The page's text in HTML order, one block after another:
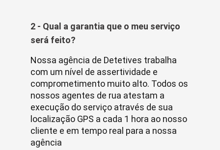
2 - Qual a garantia que o meu serviço
será feito?
Nossa agência de Detetives trabalha
com um nível de assertividade e
comprometimento muito alto. Todos os
nossos agentes de rua atestam a
execução do serviço através de sua
localização GPS a cada 1 hora ao nosso
cliente e em tempo real para a nossa
agência